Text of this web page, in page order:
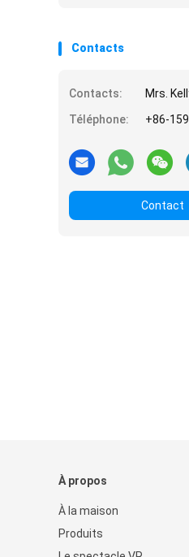
Contacts
Contacts:
Mrs.
Téléphone:
+86-
Contact
À propos
À la maison
Produits